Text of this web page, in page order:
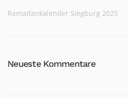
Ramadankalender Siegburg 2025
Neueste Kommentare